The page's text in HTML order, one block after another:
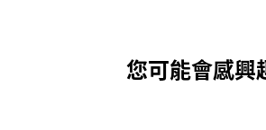
您可能會感興